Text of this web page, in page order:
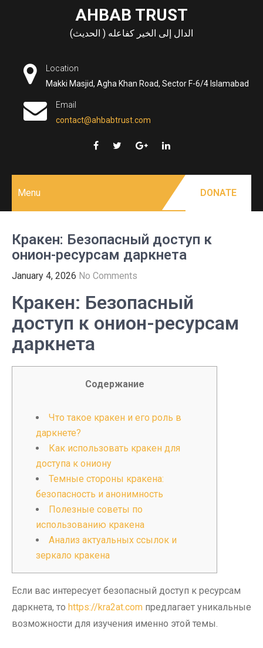
AHBAB TRUST
الدال إلى الخير كفاعله ( الحديث)
Location
Makki Masjid, Agha Khan Road, Sector F-6/4 Islamabad
Email
contact@ahbabtrust.com
Menu DONATE
Кракен: Безопасный доступ к
онион-ресурсам даркнета
January 4, 2026 No Comments
Кракен: Безопасный
доступ к онион-ресурсам
даркнета
Содержание
Что такое кракен и его роль в
даркнете?
Как использовать кракен для
доступа к ониону
Темные стороны кракена:
безопасность и анонимность
Полезные советы по
использованию кракена
Анализ актуальных ссылок и
зеркало кракена
Если вас интересует безопасный доступ к ресурсам
даркнета, то https://kra2at.com предлагает уникальные
возможности для изучения именно этой темы.